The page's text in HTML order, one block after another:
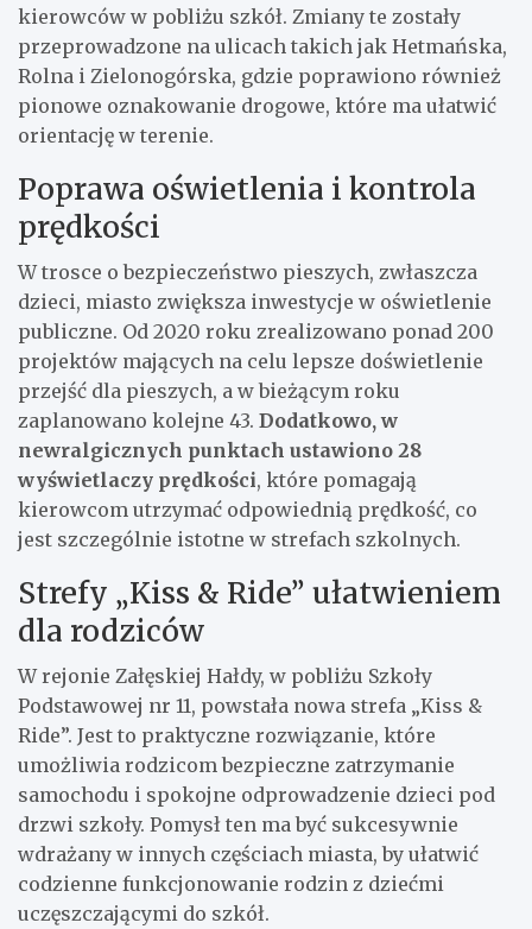
kierowców w pobliżu szkół. Zmiany te zostały
przeprowadzone na ulicach takich jak Hetmańska,
Rolna i Zielonogórska, gdzie poprawiono również
pionowe oznakowanie drogowe, które ma ułatwić
orientację w terenie.
Poprawa oświetlenia i kontrola
prędkości
W trosce o bezpieczeństwo pieszych, zwłaszcza
dzieci, miasto zwiększa inwestycje w oświetlenie
publiczne. Od 2020 roku zrealizowano ponad 200
projektów mających na celu lepsze doświetlenie
przejść dla pieszych, a w bieżącym roku
zaplanowano kolejne 43. Dodatkowo, w
newralgicznych punktach ustawiono 28
wyświetlaczy prędkości, które pomagają
kierowcom utrzymać odpowiednią prędkość, co
jest szczególnie istotne w strefach szkolnych.
Strefy „Kiss & Ride” ułatwieniem
dla rodziców
W rejonie Załęskiej Hałdy, w pobliżu Szkoły
Podstawowej nr 11, powstała nowa strefa „Kiss &
Ride”. Jest to praktyczne rozwiązanie, które
umożliwia rodzicom bezpieczne zatrzymanie
samochodu i spokojne odprowadzenie dzieci pod
drzwi szkoły. Pomysł ten ma być sukcesywnie
wdrażany w innych częściach miasta, by ułatwić
codzienne funkcjonowanie rodzin z dziećmi
uczęszczającymi do szkół.